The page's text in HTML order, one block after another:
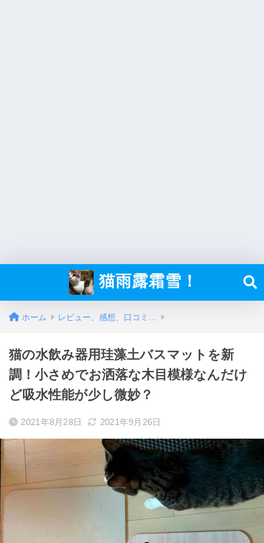
猫雨露霜雪！
ホーム レビュー、感想、口コミ…
猫の水飲み器用珪藻土バスマットを新
調！小さめでお洒落な木目模様なんだけ
ど吸水性能が少し微妙？
2021年8月28日 2021年9月26日